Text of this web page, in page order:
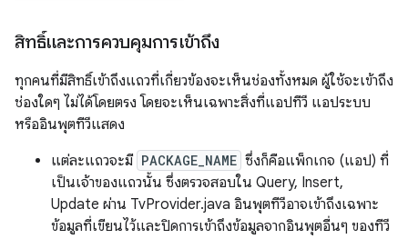
สิทธิ์และการควบคุมการเข้าถึง
ทุกคนที่มีสิทธิ์เข้าถึงแถวที่เกี่ยวข้องจะเห็นช่องทั้งหมด ผู้ใช้จะเข้าถึง
ช่องใดๆ ไม่ได้โดยตรง โดยจะเห็นเฉพาะสิ่งที่แอปทีวี แอประบบ
หรืออินพุตทีวีแสดง
แต่ละแถวจะมี PACKAGE_NAME ซึ่งก็คือแพ็กเกจ (แอป) ที่
เป็นเจ้าของแถวนั้น ซึ่งตรวจสอบใน Query, Insert,
Update ผ่าน TvProvider.java อินพุตทีวีอาจเข้าถึงเฉพาะ
ข้อมูลที่เขียนไว้และปิดการเข้าถึงข้อมูลจากอินพุตอื่นๆ ของทีวี